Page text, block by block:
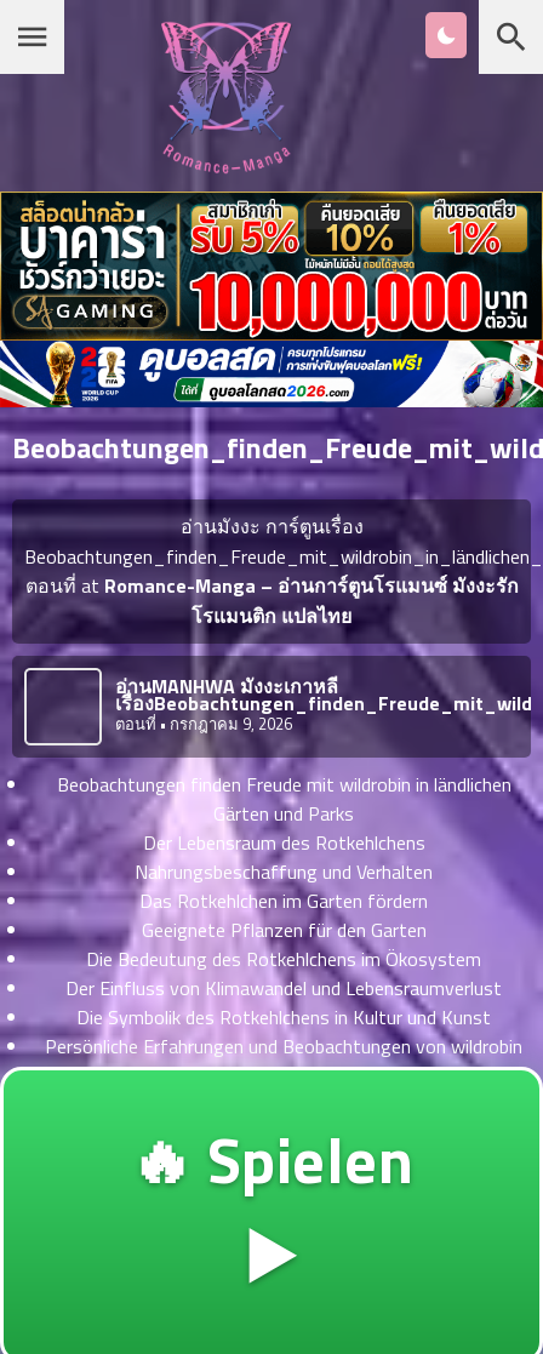
หมวดมังงะ
รายชื่อมังงะ Romance
เกาหลี
จีน
ญี่ปุ่น
จบแล้ว
มังงะ NTR
บุ๊กมาร์ก
อ่านมังงะ
อ่านมังงะ การ์ตูนเรื่อง
ตอนที่ at Romance-Manga – อ่านการ์ตูนโรแมนซ์ มังงะรัก
โรแมนติก แปลไทย
อ่านMANHWA มังงะเกาหลี
เรื่อง
ตอนที่ • กรกฎาคม 9, 2026
Beobachtungen finden Freude mit wildrobin in ländlichen
Gärten und Parks
Der Lebensraum des Rotkehlchens
Nahrungsbeschaffung und Verhalten
Das Rotkehlchen im Garten fördern
Geeignete Pflanzen für den Garten
Die Bedeutung des Rotkehlchens im Ökosystem
Der Einfluss von Klimawandel und Lebensraumverlust
Die Symbolik des Rotkehlchens in Kultur und Kunst
Persönliche Erfahrungen und Beobachtungen von wildrobin
🔥 Spielen
▶️
Chapter
List
น
2
ตอน
ที่
น
3
ตอน
ที่
ม
4
ตอน
ที่
ม
5
ตอน
ที่
6
ตอน
7
ตอน
ที่
น
8
ตอน
ที่
น
9
ที่
น
10